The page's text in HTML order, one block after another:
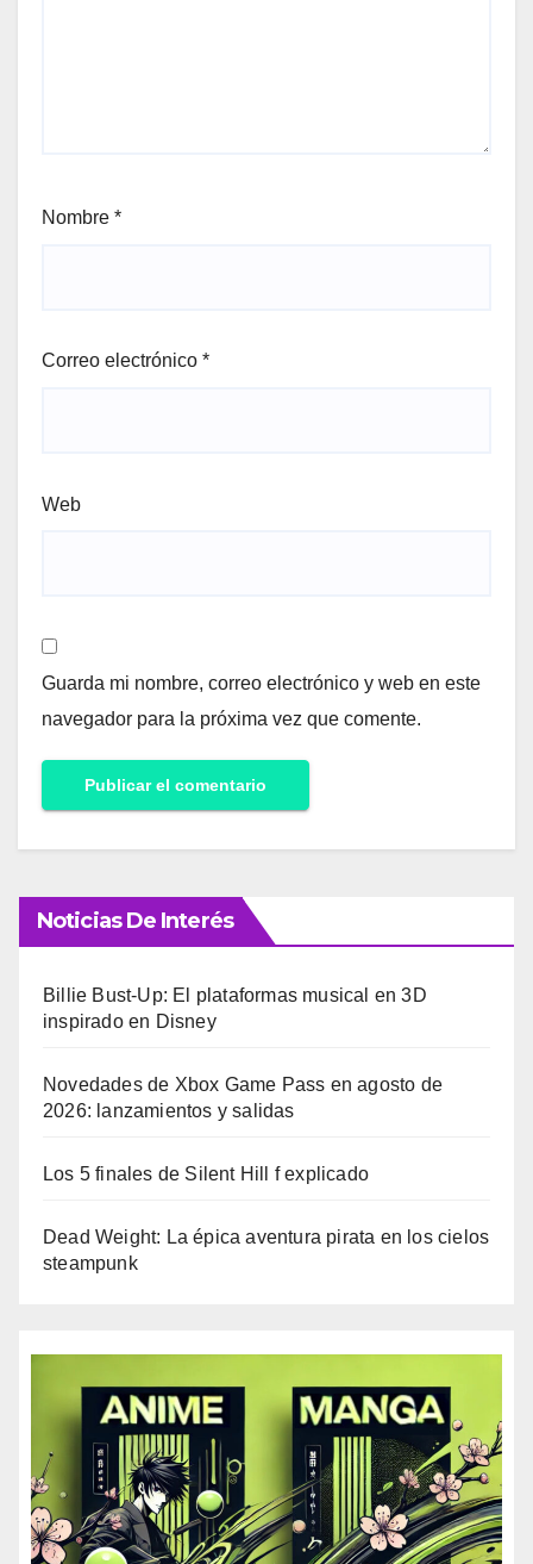
Nombre *
Correo electrónico *
Web
Guarda mi nombre, correo electrónico y web en este
navegador para la próxima vez que comente.
Noticias De Interés
Billie Bust-Up: El plataformas musical en 3D
inspirado en Disney
Novedades de Xbox Game Pass en agosto de
2026: lanzamientos y salidas
Los 5 finales de Silent Hill f explicado
Dead Weight: La épica aventura pirata en los cielos
steampunk